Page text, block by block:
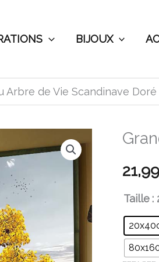
BIJOUX
Arbre de Vie Scandinave Doré
21,99
Taille:
Grand
Arbre
de
Vie